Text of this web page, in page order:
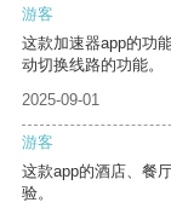
游客
这款加速器app的功
动切换线路的功能。
2025-09-01
游客
这款app的酒店、餐
验。